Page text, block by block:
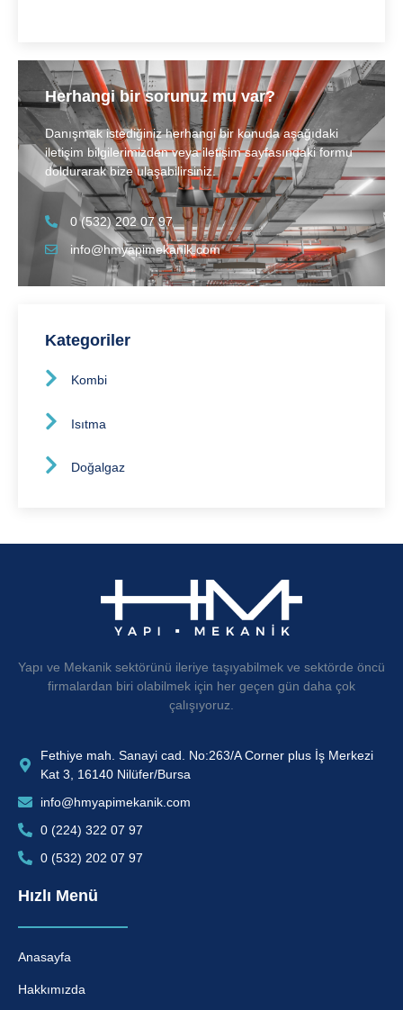
Herhangi bir sorunuz mu var?
Danışmak istediğiniz herhangi bir konuda aşağıdaki
iletişim bilgilerimizden veya iletişim sayfasındaki formu
doldurarak bize ulaşabilirsiniz.
0 (532) 202 07 97
info@hmyapimekanik.com
Kategoriler
Kombi
Isıtma
Doğalgaz
Yapı ve Mekanik sektörünü ileriye taşıyabilmek ve sektörde öncü
firmalardan biri olabilmek için her geçen gün daha çok
çalışıyoruz.
Fethiye mah. Sanayi cad. No:263/A Corner plus İş Merkezi
Kat 3, 16140 Nilüfer/Bursa
info@hmyapimekanik.com
0 (224) 322 07 97
0 (532) 202 07 97
Hızlı Menü
Anasayfa
Hakkımızda